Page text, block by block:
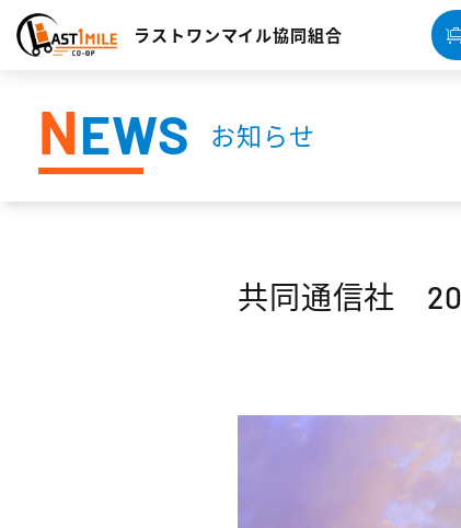
ラストワンマイル協同組合
NEWS お知らせ
共同通信社